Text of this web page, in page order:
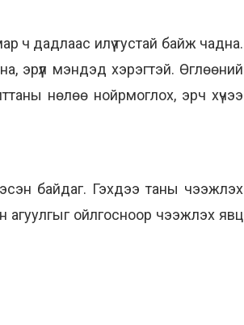
ч дадлаас илүү тустай байж чадна.
эрүүл мэндэд хэрэгтэй. Өглөөний
нөлөө нойрмоглох, эрч хүчээ
байдаг. Гэхдээ таны чээжлэх
агуулгыг ойлгосноор чээжлэх явц